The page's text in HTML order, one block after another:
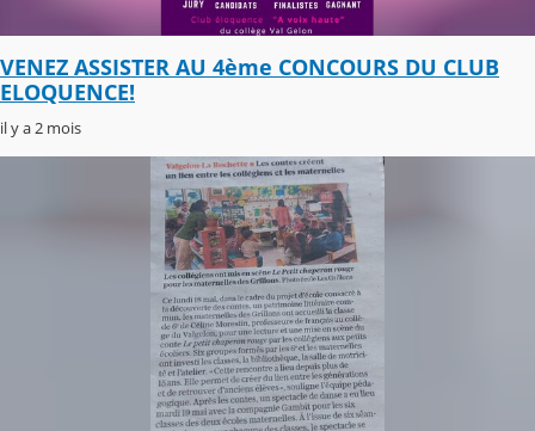
VENEZ ASSISTER AU 4ème CONCOURS DU CLUB
ELOQUENCE!
il y a 2 mois